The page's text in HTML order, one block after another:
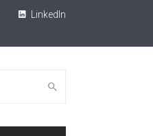
LinkedIn